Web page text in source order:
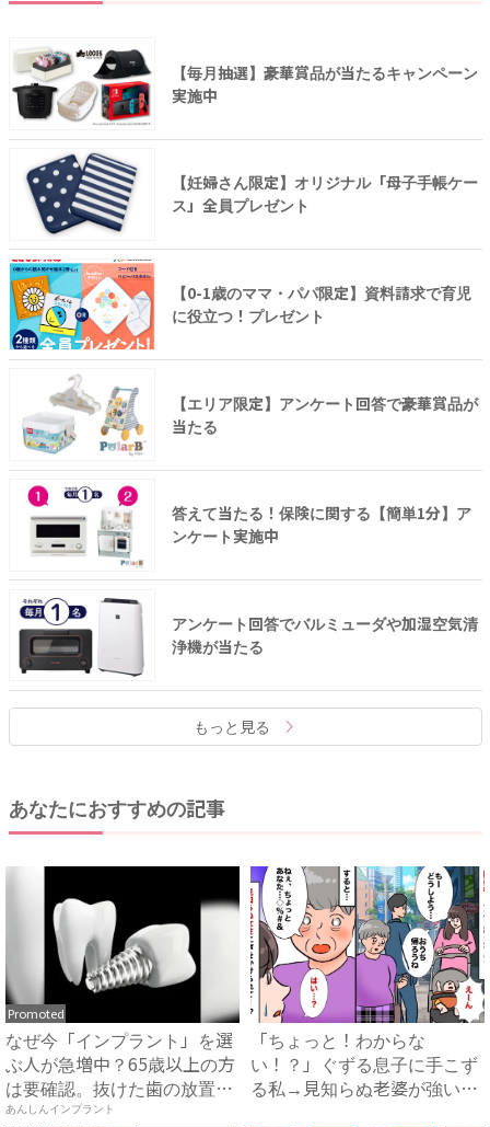
【毎月抽選】豪華賞品が当たるキャンペーン
実施中
【妊婦さん限定】オリジナル「母子手帳ケー
ス」全員プレゼント
【0-1歳のママ・パパ限定】資料請求で育児
に役立つ！プレゼント
【エリア限定】アンケート回答で豪華賞品が
当たる
答えて当たる！保険に関する【簡単1分】ア
ンケート実施中
アンケート回答でバルミューダや加湿空気清
浄機が当たる
もっと見る
あなたにおすすめの記事
Promoted
なぜ今「インプラント」を選
ぶ人が急増中？65歳以上の方
は要確認。抜けた歯の放置
は...
あんしんインプラント
「ちょっと！わからな
い！？」ぐずる息子に手こず
る私→見知らぬ老婆が強い口